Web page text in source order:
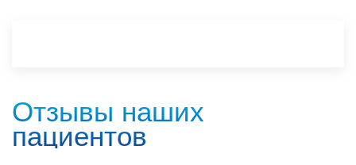
Отзывы наших
пациентов